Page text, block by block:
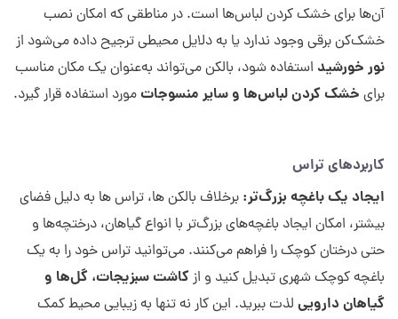
آن‌ها برای خشک کردن لباس‌ها است. در مناطقی که امکان نصب
خشک‌کن برقی وجود ندارد یا به دلایل محیطی ترجیح داده می‌شود از
نور خورشید استفاده شود، بالکن می‌تواند به‌عنوان یک مکان مناسب
برای خشک کردن لباس‌ها و سایر منسوجاتمورد استفاده قرار گیرد.
کاربردهای تراس
ایجاد یک باغچه بزرگ‌تر: برخلاف بالکن ها، تراس ها به دلیل فضای
بیشتر، امکان ایجاد باغچه‌های بزرگ‌تر با انواع گیاهان، درختچه‌ها و
حتی درختان کوچک را فراهم می‌کنند. می‌توانید تراس خود را به یک
باغچه کوچک شهری تبدیل کنید و ازکاشت سبزیجات، گل‌ها و
گیاهان دارویی لذت ببرید. این کار نه تنها به زیبایی محیط کمک